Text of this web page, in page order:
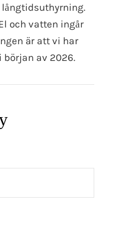
och vatten ingår
är att vi har
av 2026.